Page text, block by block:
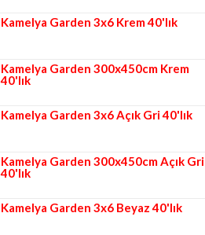
5.00oy aldı
Kamelya Garden 3x6 Krem 40'lık
Kamelya Garden 300x450cm Krem
40'lık
Kamelya Garden 3x6 Açık Gri 40'lık
Kamelya Garden 300x450cm Açık Gri
40'lık
Kamelya Garden 3x6 Beyaz 40'lık